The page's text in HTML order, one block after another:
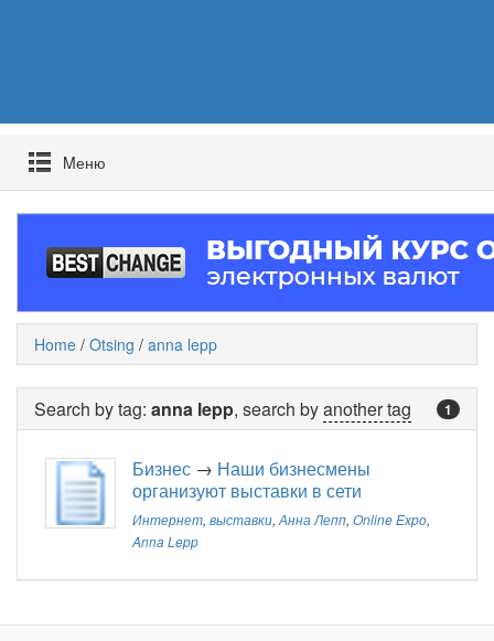
Mеню
Home / Otsing / anna lepp
1
Search by tag: anna lepp, search byanother tag
Бизнес → Наши бизнесмены
организуют выставки в сети
Интернет, выставки,Анна Лепп, Online Expo,
Anna Lepp